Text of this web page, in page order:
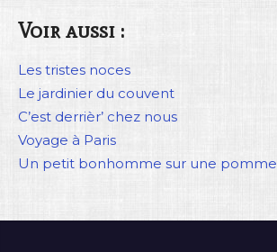
Voir aussi :
Les tristes noces
Le jardinier du couvent
C’est derrièr’ chez nous
Voyage à Paris
Un petit bonhomme sur une pomme